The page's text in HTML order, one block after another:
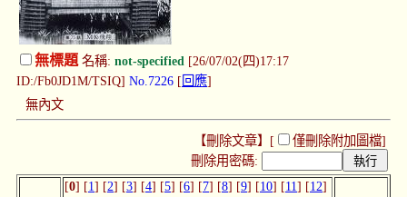
無標題名稱: not-specified [26/07/02(四)17:17
ID:/Fb0JD1M/TSIQ] No.7226 [ 回應]
無內文
【刪除文章】[ 僅刪除附加圖檔]
刪除用密碼:
[0] [1] [2] [3] [4] [5] [6] [7] [8] [9] [10] [11] [12]